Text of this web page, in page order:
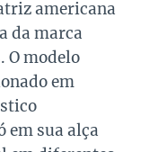
americana
da marca
O modelo
em
em sua alça